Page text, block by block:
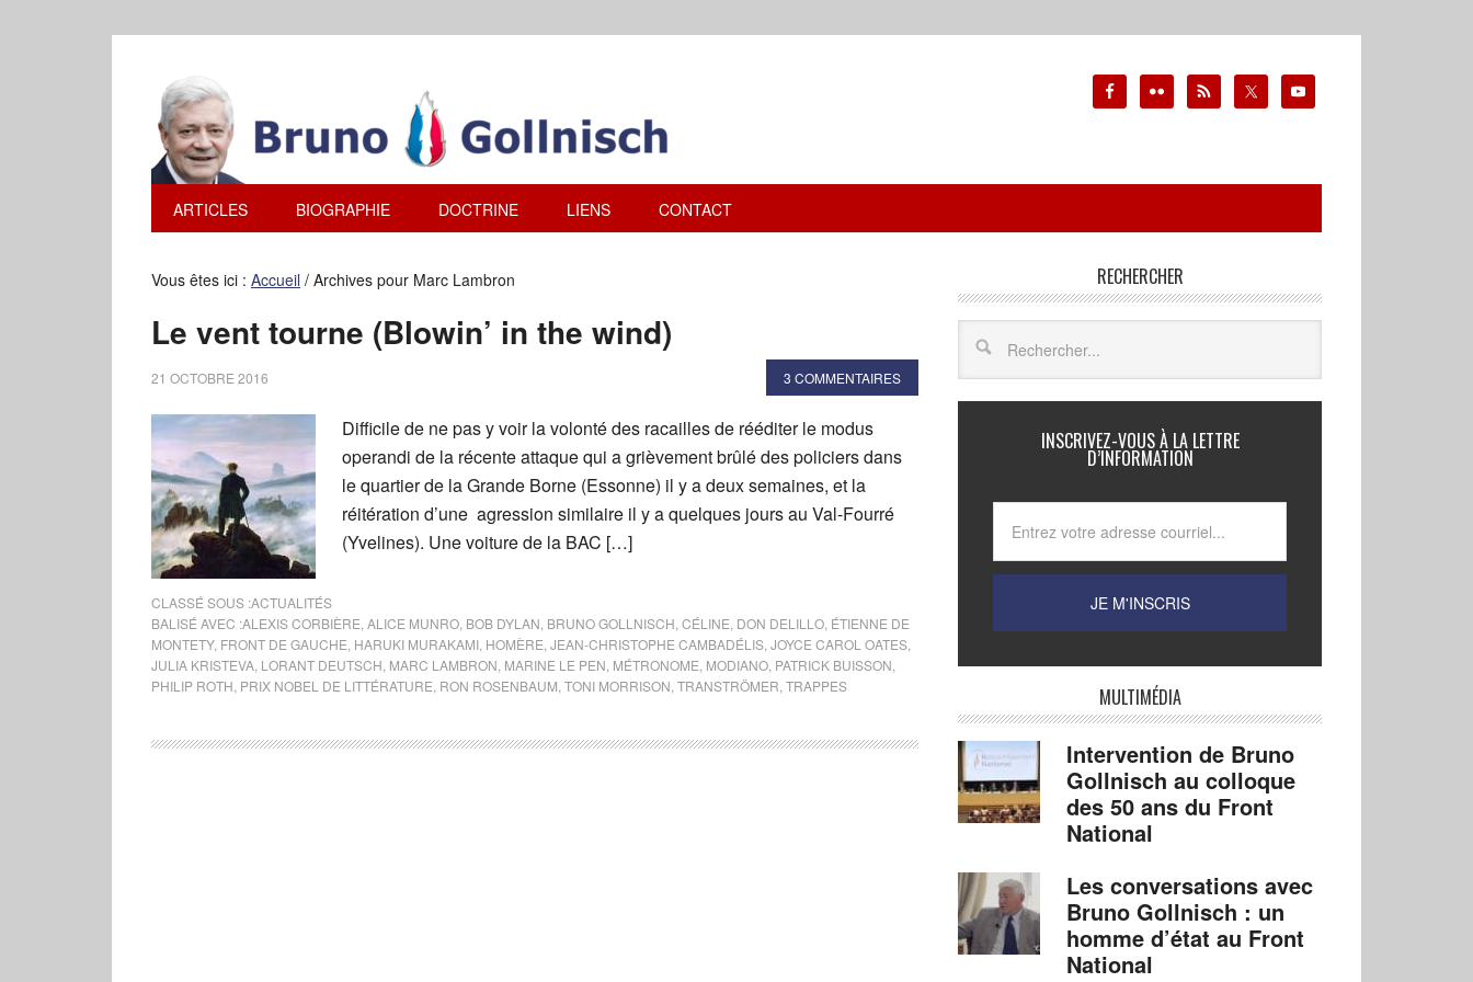
ARTICLES BIOGRAPHIE DOCTRINE LIENS CONTACT
Vous êtes ici : Accueil / Archives pour Marc Lambron
Le vent tourne (Blowin’ in the wind)
21 OCTOBRE 2016 3 COMMENTAIRES
Difficile de ne pas y voir la volonté des racailles de rééditer le modus
operandi de la récente attaque qui a grièvement brûlé des policiers dans
le quartier de la Grande Borne (Essonne) il y a deux semaines, et la
réitération d’une agression similaire il y a quelques jours au Val-Fourré
(Yvelines). Une voiture de la BAC […]
CLASSÉ SOUS :ACTUALITÉS
BALISÉ AVEC :ALEXIS CORBIÈRE ALICE MUNRO BOB DYLAN BRUNO GOLLNISCH CÉLINE DON DELILLO ÉTIENNE DE
MONTETY, FRONT DE GAUCHE HARUKI MURAKAMI HOMÈRE JEAN-CHRISTOPHE CAMBADÉLIS JOYCE CAROL OATES
JULIA KRISTEVA LORANT DEUTSCH MARC LAMBRON MARINE LE PEN MÉTRONOME MODIANO PATRICK BUISSON
PHILIP ROTH PRIX NOBEL DE LITTÉRATURE RON ROSENBAUM TONI MORRISON TRANSTRÖMER TRAPPES
RECHERCHER
INSCRIVEZ-VOUS À LA LETTRE
D’INFORMATION
MULTIMÉDIA
Intervention de Bruno
Gollnisch au colloque
des 50 ans du Front
National
Les conversations avec
Bruno Gollnisch : un
homme d’état au Front
National